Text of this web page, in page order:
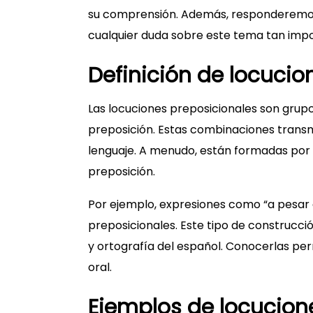
su comprensión. Además,
cualquier duda sobre este tema tan
Definición de
Las locuciones preposicionales son
preposición. Estas combinaciones
lenguaje. A menudo, están formadas
preposición.
Por ejemplo, expresiones como “a
preposicionales. Este tipo de
y ortografía del español. Conocerlas
oral.